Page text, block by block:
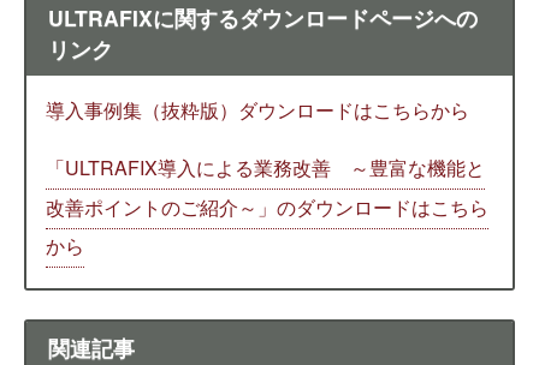
ULTRAFIXに関するダウンロードページへの
リンク
導入事例集（抜粋版）ダウンロードはこちらから
「ULTRAFIX導入による業務改善 ～豊富な機能と
改善ポイントのご紹介～」のダウンロードはこちら
から
関連記事